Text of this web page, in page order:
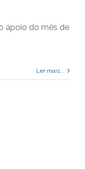
apoio do mês de
Ler mais...